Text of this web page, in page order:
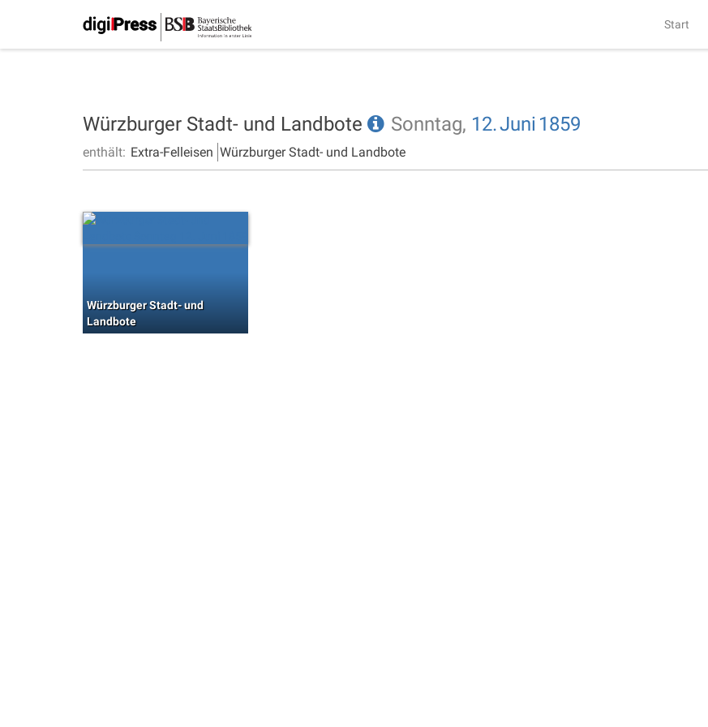
Start
Würzburger Stadt- und Landbote Sonntag, 12.Juni 1859
enthält: Extra-Felleisen Würzburger Stadt- und Landbote
Würzburger Stadt- und
Landbote